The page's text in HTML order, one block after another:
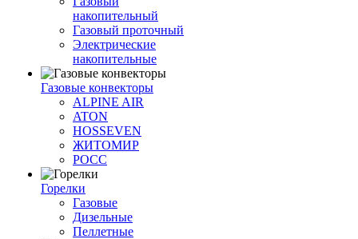
накопительный
Газовый проточный
Электрические
накопительные
Газовые конвекторы
ALPINE AIR
ATON
HOSSEVEN
ЖИТОМИР
РОСС
Горелки
Газовые
Дизельные
Пеллетные